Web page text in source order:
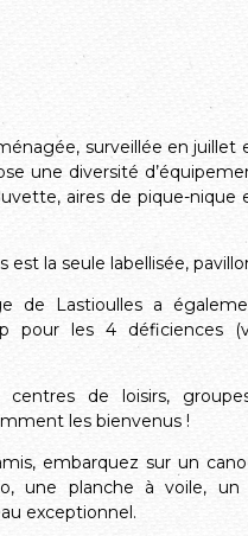
surveillée en
une diversité
aires de pique-
est la seule labellisée,
de Lastioulles a
pour les 4 déficiences
centres de loisirs,
les bienvenus !
embarquez sur un
une planche à voile,
exceptionnel.